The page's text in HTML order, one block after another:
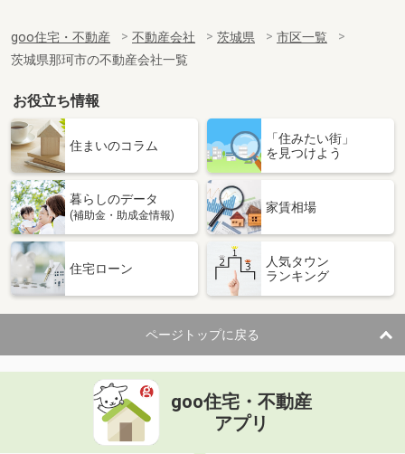
goo住宅・不動産 不動産会社 茨城県
市区一覧
茨城県那珂市の不動産会社一覧
お役立ち情報
住まいのコラム
「住みたい街」
を見つけよう
暮らしのデータ
(補助金・助成金情報)
家賃相場
住宅ローン
人気タウン
ランキング
ページトップに戻る
goo住宅・不動産
アプリ